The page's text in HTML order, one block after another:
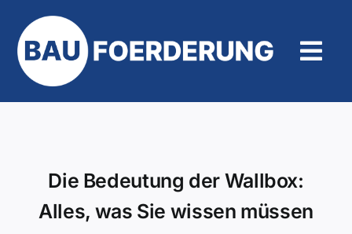
Inhalt
springen
Die Bedeutung der Wallbox:
Alles, was Sie wissen müssen